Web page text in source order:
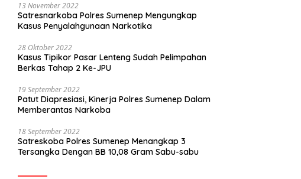
13 November 2022
Satresnarkoba Polres Sumenep Mengungkap
Kasus Penyalahgunaan Narkotika
28 Oktober 2022
Kasus Tipikor Pasar Lenteng Sudah Pelimpahan
Berkas Tahap 2 Ke-JPU
19 September 2022
Patut Diapresiasi, Kinerja Polres Sumenep Dalam
Memberantas Narkoba
18 September 2022
Satreskoba Polres Sumenep Menangkap 3
Tersangka Dengan BB 10,08 Gram Sabu-sabu